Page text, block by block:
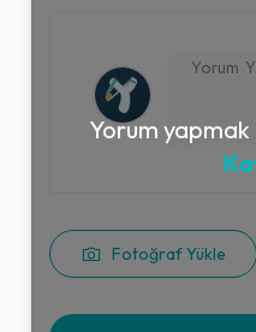
Fotoğraf Yükle
Yorum yapmak